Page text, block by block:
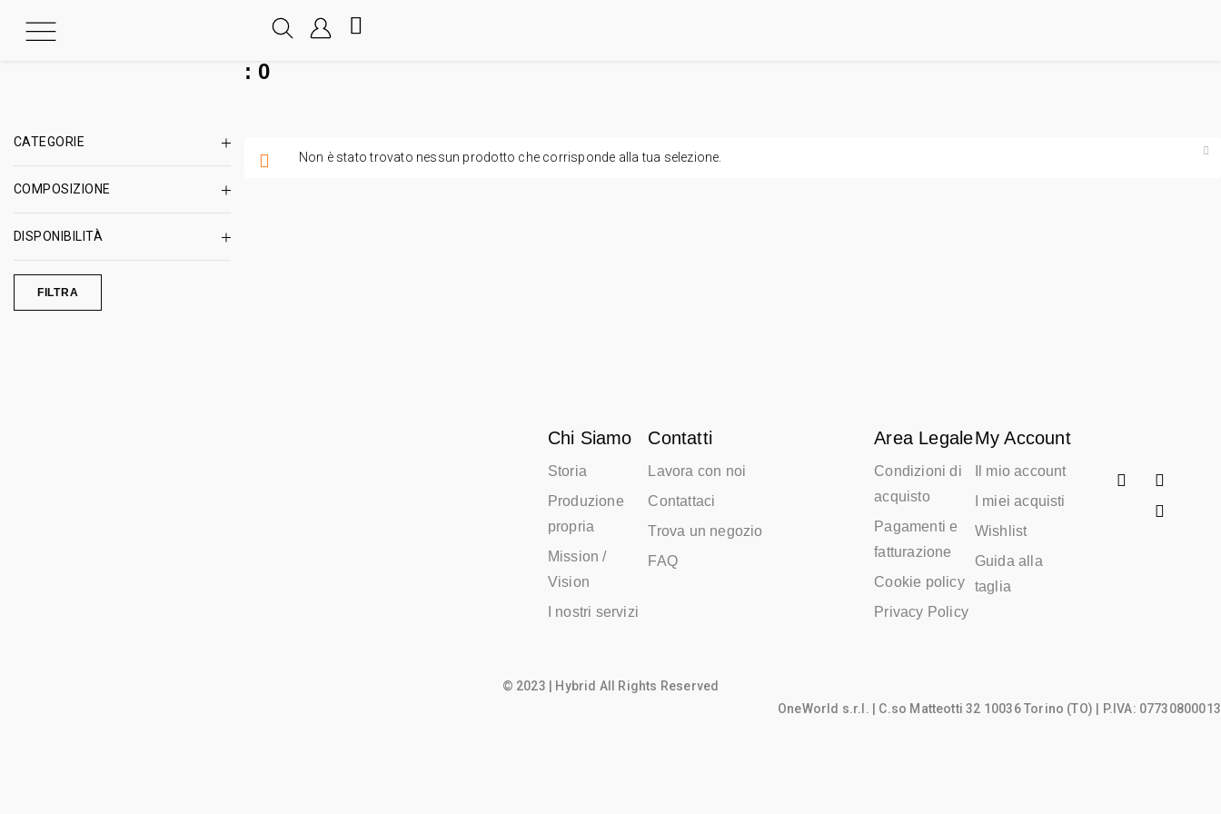
: 0
CATEGORIE
COMPOSIZIONE
DISPONIBILITÀ
FILTRA
Non è stato trovato nessun prodotto che corrisponde alla tua selezione.
Chi Siamo
Storia
Produzione
propria
Mission /
Vision
I nostri servizi
Contatti
Lavora con noi
Contattaci
Trova un negozio
FAQ
Area Legale
Condizioni di
acquisto
Pagamenti e
fatturazione
Cookie policy
Privacy Policy
My Account
Il mio account
I miei acquisti
Wishlist
Guida alla
taglia
© 2023 | Hybrid All Rights Reserved
OneWorld s.r.l.
| C.so Matteotti 32 10036 Torino (TO) | P.IVA: 07730800013